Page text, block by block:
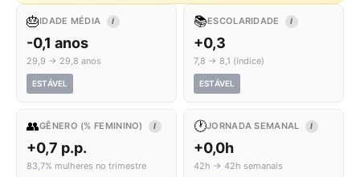
🎂IDADE MÉDIA I
-0,1 anos
29,9 → 29,8 anos
ESTÁVEL
📚ESCOLARIDADE I
+0,3
7,8 → 8,1 (índice)
ESTÁVEL
👥GÊNERO (% FEMININO) I
+0,7 p.p.
83,7% mulheres no trimestre
🕐JORNADA SEMANAL I
+0,0h
42h → 42h semanais